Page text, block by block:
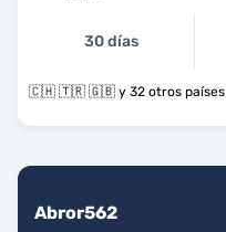
30 días
🇨🇭 🇹🇷 🇬🇧 y 32 otros países
Abror562